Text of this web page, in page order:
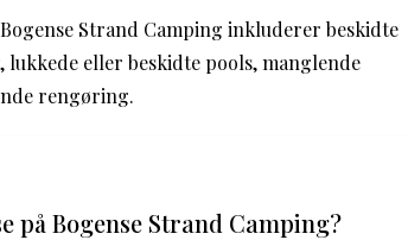
Strand Camping inkluderer beskidte
eller beskidte pools, manglende
rengøring.
på Bogense Strand Camping?